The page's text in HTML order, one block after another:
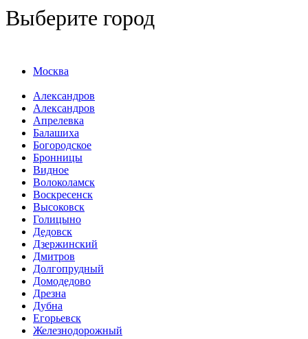
Выберите город
Москва
Александров
Александров
Апрелевка
Балашиха
Богородское
Бронницы
Видное
Волоколамск
Воскресенск
Высоковск
Голицыно
Дедовск
Дзержинский
Дмитров
Долгопрудный
Домодедово
Дрезна
Дубна
Егорьевск
Железнодорожный